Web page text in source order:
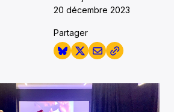
20 décembre 2023
Partager